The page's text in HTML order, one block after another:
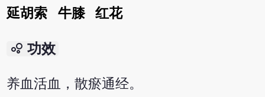
延胡索
牛膝 红花
bubble_chart 功效
养血活血，散瘀通经。